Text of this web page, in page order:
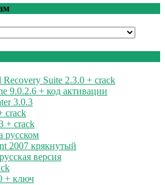
Recovery Suite 2.3.0 + crack
9.0.2.6 + код активации
3.0.3
crack
+ crack
русском
2007 крякнутый
версия
+ ключ